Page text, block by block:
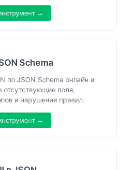
→
Schema
по JSON Schema онлайн и
отсутствующие поля,
и нарушения правил.
→